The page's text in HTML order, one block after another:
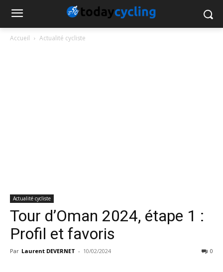
Accueil Actualité cycliste
Actualité cycliste
Tour d’Oman 2024, étape 1 :
Profil et favoris
Par Laurent DEVERNET - 10/02/2024 0